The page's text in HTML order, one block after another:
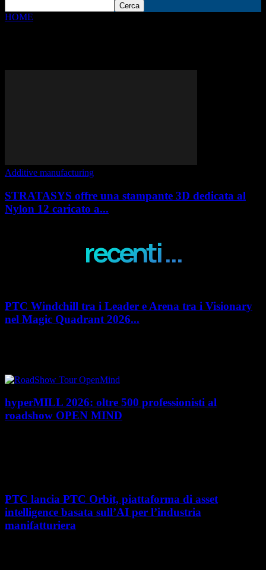
HOME
Additive manufacturing
STRATASYS offre una stampante 3D dedicata al
Nylon 12 caricato a...
recenti ...
PTC Windchill tra i Leader e Arena tra i Visionary
nel Magic Quadrant 2026...
hyperMILL 2026: oltre 500 professionisti al
roadshow OPEN MIND
PTC lancia PTC Orbit, piattaforma di asset
intelligence basata sull’AI per l’industria
manifatturiera